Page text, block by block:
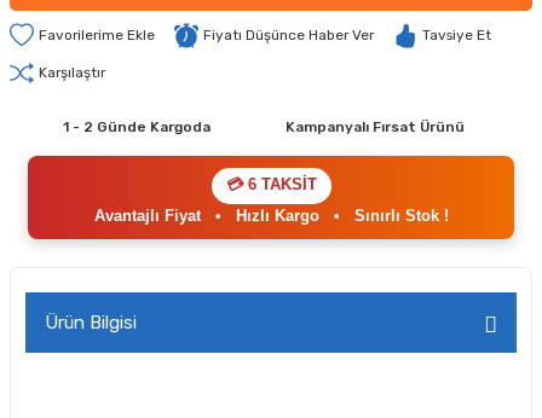
Fiyatı Düşünce Haber Ver Tavsiye Et
Karşılaştır
1 - 2 Günde Kargoda Kampanyalı Fırsat Ürünü
💳 6 TAKSİT
Avantajlı Fiyat• Hızlı Kargo• Sınırlı Stok !
Ürün Bilgisi